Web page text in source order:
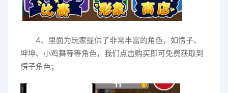
4、里面为玩家提供了非常丰富的角色，如愣子、
坤坤、小鸡舞等等角色，我们点击购买即可免费获取到
愣子角色；